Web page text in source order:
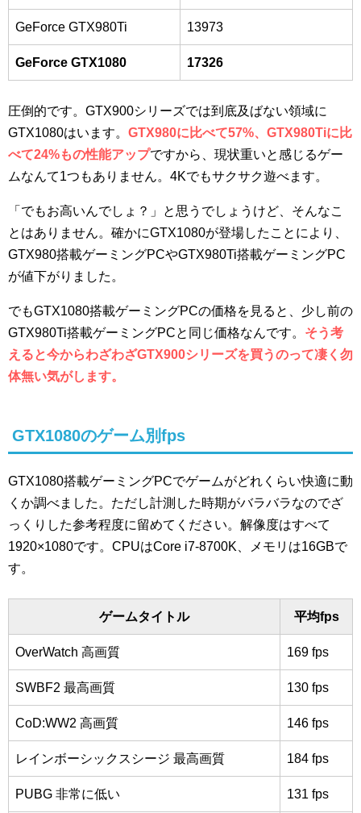
GeForce GTX980Ti 13973
GeForce GTX1080 17326
圧倒的です。GTX900シリーズでは到底及ばない領域に
GTX1080はいます。 GTX980に比べて57%、GTX980Tiに比
べて24%もの性能アップですから、現状重いと感じるゲー
ムなんて1つもありません。4Kでもサクサク遊べます。
「でもお高いんでしょ？」と思うでしょうけど、そんなこ
とはありません。確かにGTX1080が登場したことにより、
GTX980搭載ゲーミングPCやGTX980Ti搭載ゲーミングPC
が値下がりました。
でもGTX1080搭載ゲーミングPCの価格を見ると、少し前の
GTX980Ti搭載ゲーミングPCと同じ価格なんです。 そう考
えると今からわざわざGTX900シリーズを買うのって凄く勿
体無い気がします。
GTX1080のゲーム別fps
GTX1080搭載ゲーミングPCでゲームがどれくらい快適に動
くか調べました。ただし計測した時期がバラバラなのでざ
っくりした参考程度に留めてください。解像度はすべて
1920×1080です。CPUはCore i7-8700K、メモリは16GBで
す。
ゲームタイトル 平均fps
OverWatch 高画質 169 fps
SWBF2 最高画質 130 fps
CoD:WW2 高画質 146 fps
レインボーシックスシージ 最高画質 184 fps
PUBG 非常に低い 131 fps